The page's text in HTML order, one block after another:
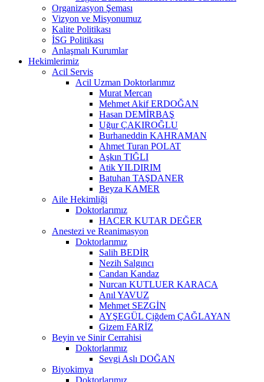
Organizasyon Şeması
Vizyon ve Misyonumuz
Kalite Politikası
İSG Politikası
Anlaşmalı Kurumlar
Hekimlerimiz
Acil Servis
Acil Uzman Doktorlarımız
Murat Mercan
Mehmet Akif ERDOĞAN
Hasan DEMİRBAŞ
Uğur ÇAKIROĞLU
Burhaneddin KAHRAMAN
Ahmet Turan POLAT
Aşkın TIĞLI
Atik YILDIRIM
Batuhan TAŞDANER
Beyza KAMER
Aile Hekimliği
Doktorlarımız
HACER KUTAR DEĞER
Anestezi ve Reanimasyon
Doktorlarımız
Salih BEDİR
Nezih Salgıncı
Candan Kandaz
Nurcan KUTLUER KARACA
Anıl YAVUZ
Mehmet SEZGİN
AYŞEGÜL Çiğdem ÇAĞLAYAN
Gizem FARİZ
Beyin ve Sinir Cerrahisi
Doktorlarımız
Sevgi Aslı DOĞAN
Biyokimya
Doktorlarımız